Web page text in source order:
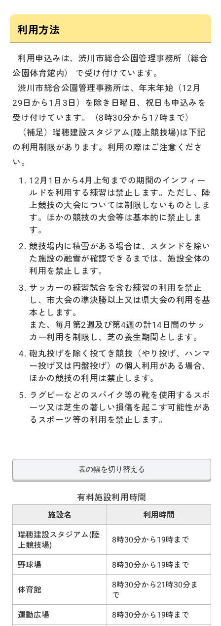
利用方法
利用申込みは、渋川市総合公園管理事務所（総合
公園体育館内） で受け付けています。
渋川市総合公園管理事務所は、年末年始（12月
29日から1月3日）を除き日曜日、祝日も申込みを
受け付けています。（8時30分から17時まで）
（補足）瑞穂建設スタジアム(陸上競技場)は下記
の利用制限があります。利用の際はご注意くださ
い。
12月1日から4月上旬までの期間のインフィー
ルドを利用する練習は禁止します。ただし、陸
上競技の大会については制限しないものとしま
す。ほかの競技の大会等は基本的に禁止しま
す。
競技場内に積雪がある場合は、スタンドを除い
た施設の融雪が確認できるまでは、施設全体の
利用を禁止します。
サッカーの練習試合を含む練習の利用を禁止
し、市大会の準決勝以上又は県大会の利用を基
本とします。
また、毎月第2週及び第4週の計14日間のサッ
カー利用を制限し、芝の養生期間とします。
砲丸投げを除く投てき競技（やり投げ、ハンマ
ー投げ又は円盤投げ）の個人利用がある場合、
ほかの競技の利用は禁止します。
ラグビーなどのスパイク等の靴を使用するスポ
ーツ又は芝生の著しい損傷を起こす可能性があ
るスポーツ等の利用を禁止します。
表の幅を切り替える
有料施設利用時間
施設名
利用時間
瑞穂建設スタジアム(陸
上競技場)
8時30分から19時まで
野球場 8時30分から19時まで
体育館
8時30分から21時30分ま
で
運動広場
8時30分から19時まで